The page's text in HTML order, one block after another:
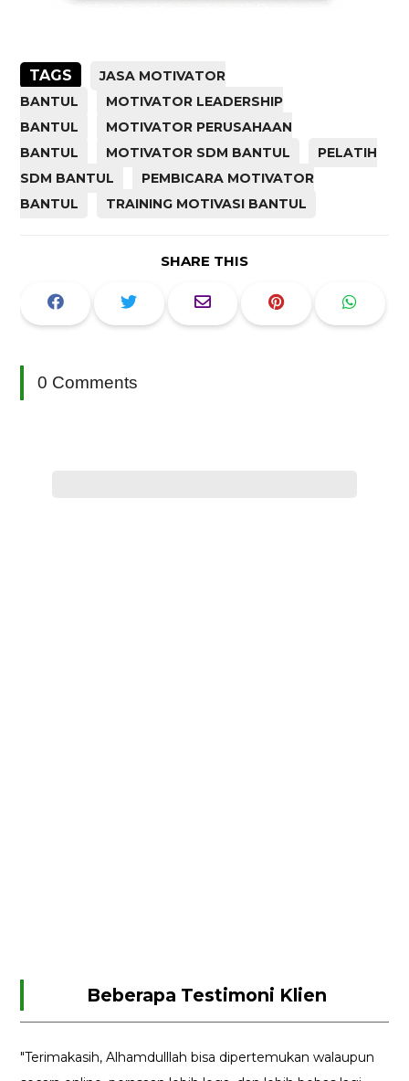
TAGS
JASA MOTIVATOR
BANTUL
MOTIVATOR LEADERSHIP
BANTUL
MOTIVATOR PERUSAHAAN
BANTUL
MOTIVATOR SDM BANTUL
PELATIH
SDM BANTUL
PEMBICARA MOTIVATOR
BANTUL
TRAINING MOTIVASI BANTUL
SHARE THIS
0 Comments
Beberapa Testimoni Klien
"Terimakasih, Alhamdulllah bisa dipertemukan walaupun